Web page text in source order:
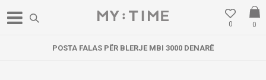
0
0
POSTA FALAS PËR BLERJE MBI 3000 DENARË